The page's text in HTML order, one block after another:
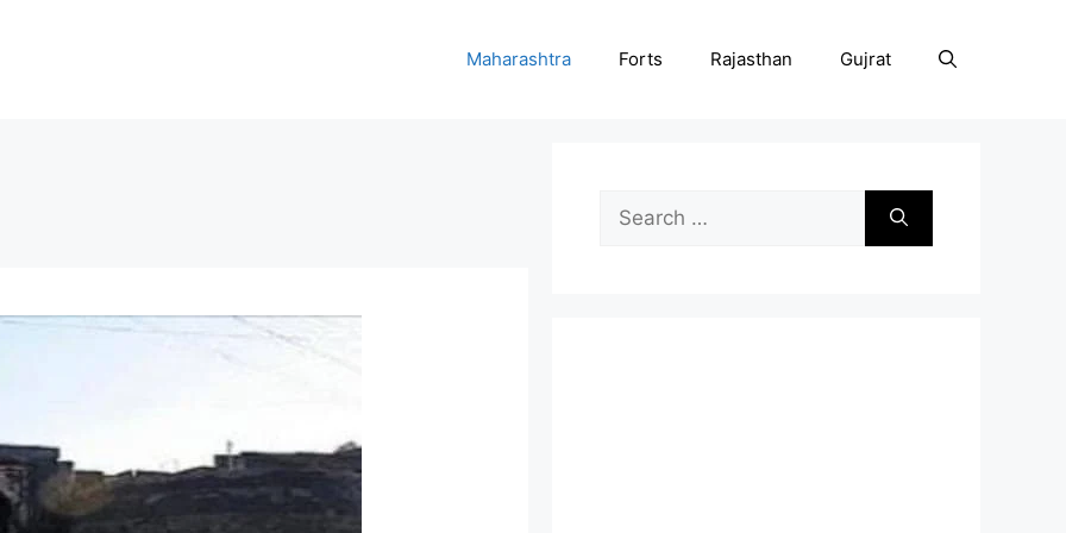
Maharashtra Forts Rajasthan Gujrat
Search
for: